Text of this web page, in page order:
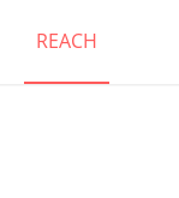
REACH
페이스북